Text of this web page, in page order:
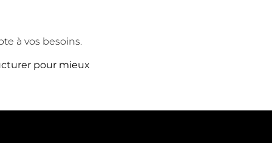
à vos besoins.
pour mieux